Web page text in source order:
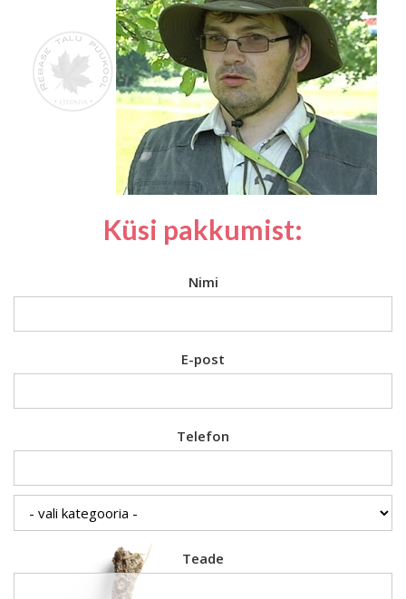
Küsi pakkumist:
Nimi
E-post
Telefon
Teade